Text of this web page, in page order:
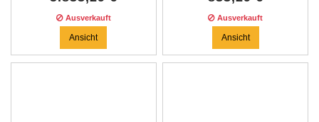
Ausverkauft
Ansicht
Ausverkauft
Ansicht